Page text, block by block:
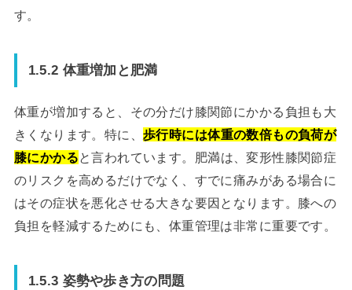
す。
1.5.2 体重増加と肥満
体重が増加すると、その分だけ膝関節にかかる負担も大
きくなります。特に、歩行時には体重の数倍もの負荷が
膝にかかると言われています。肥満は、変形性膝関節症
のリスクを高めるだけでなく、すでに痛みがある場合に
はその症状を悪化させる大きな要因となります。膝への
負担を軽減するためにも、体重管理は非常に重要です。
1.5.3 姿勢や歩き方の問題